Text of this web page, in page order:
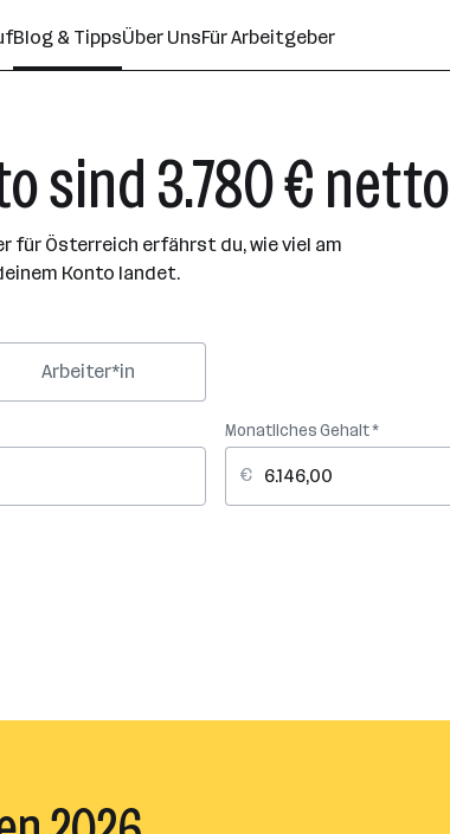
Blog & TippsÜber UnsFür Arbeitgeber
sind 3.780 € netto
Österreich erfährst du, wie viel am
Konto landet.
Arbeiter*in
Monatliches Gehalt *